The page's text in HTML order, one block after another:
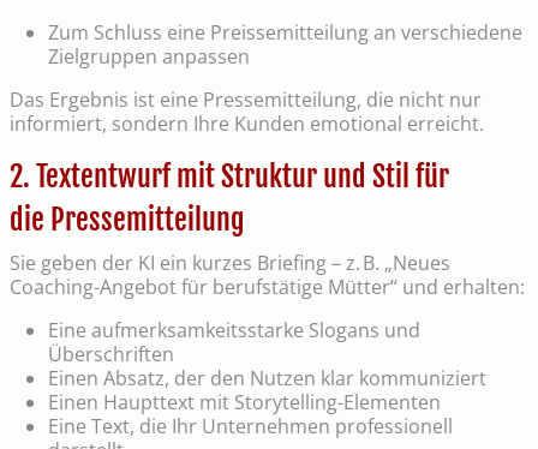
Zum Schluss eine Preissemitteilung an verschiedene
Zielgruppen anpassen
Das Ergebnis ist eine Pressemitteilung, die nicht nur
informiert, sondern Ihre Kunden emotional erreicht.
2. Textentwurf mit Struktur und Stil für
die Pressemitteilung
Sie geben der KI ein kurzes Briefing – z. B. „Neues
Coaching-Angebot für berufstätige Mütter“ und erhalten:
Eine aufmerksamkeitsstarke Slogans und
Überschriften
Einen Absatz, der den Nutzen klar kommuniziert
Einen Haupttext mit Storytelling-Elementen
Eine Text, die Ihr Unternehmen professionell